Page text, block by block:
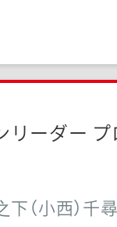
リーダー
下（小西）千尋